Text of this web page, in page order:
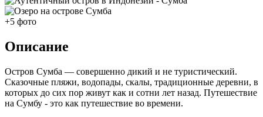
+5 фото
Описание
Остров Сумба — совершенно дикий и не туристический.
Сказочные пляжи, водопады, скалы, традиционные деревни, в
которых до сих пор живут как и сотни лет назад. Путешествие
на Сумбу - это как путешествие во времени.